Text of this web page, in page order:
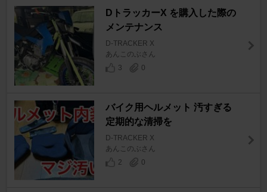
DトラッカーX を購入した際の
メンテナンス
D-TRACKER X
あんこのぶさん
3
0
バイク用ヘルメット 汚すぎる
定期的な清掃を
D-TRACKER X
あんこのぶさん
2
0